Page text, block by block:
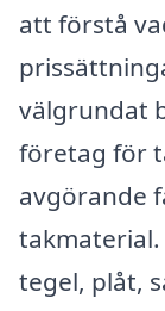
att förstå
välgrundat
företag för
avgörande
tegel, plåt,